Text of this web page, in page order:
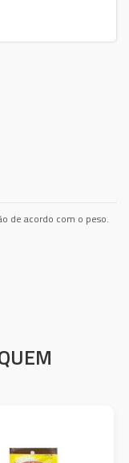
de acordo com o peso.